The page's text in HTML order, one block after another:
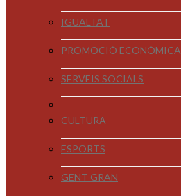
IGUALTAT
PROMOCIÓ ECONÒMICA
SERVEIS SOCIALS
CULTURA
ESPORTS
GENT GRAN